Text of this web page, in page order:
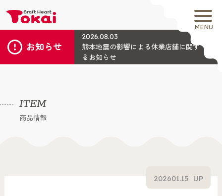
MENU
お知らせ
2026.08.03
熊本地震の影響による休業店舗に関す
るお知らせ
ITEM
商品情報
202601.15 UP